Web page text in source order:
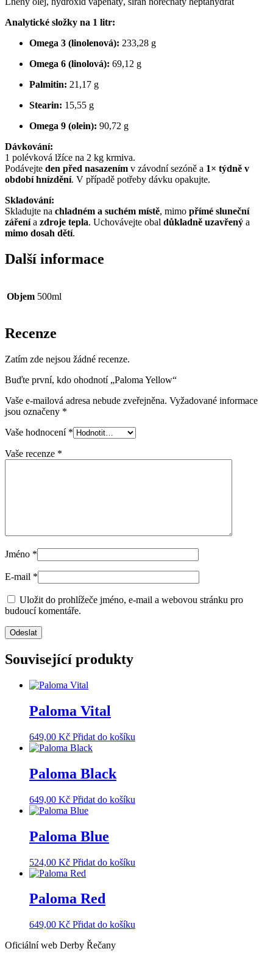
Analytické složky na 1 litr:
Omega 3 (linolenová): 233,28 g
Omega 6 (linolová): 69,12 g
Palmitin: 21,17 g
Stearin: 15,55 g
Omega 9 (olein): 90,72 g
Dávkování:
1 polévková lžíce na 2 kg krmiva.
Podávejte den před nasazením v závodní sezóně a 1× týdně v
období hnízdění. V případě potřeby dávku opakujte.
Skladování:
Skladujte na chladném a suchém místě, mimo přímé sluneční
zářenía zdroje tepla. Uchovávejte obal důkladně uzavřený a
mimo dosah dětí.
Další informace
Objem 500ml
Recenze
Zatím zde nejsou žádné recenze.
Buďte první, kdo ohodnotí „Paloma Yellow“
Vaše e-mailová adresa nebude zveřejněna. Vyžadované informace
jsou označeny *
Vaše hodnocení *
Vaše recenze *
Jméno *
E-mail *
Uložit do prohlížeče jméno, e-mail a webovou stránku pro
budoucí komentáře.
Související produkty
Paloma Vital
649,00 Kč Přidat do košíku
Paloma Black
649,00 Kč Přidat do košíku
Paloma Blue
524,00 Kč Přidat do košíku
Paloma Red
649,00 Kč Přidat do košíku
Oficiální web Derby Řečany